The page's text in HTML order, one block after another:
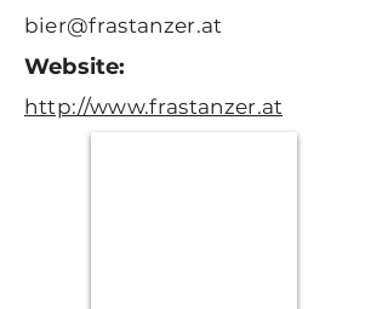
bier@frastanzer.at
Website:
http://www.frastanzer.at